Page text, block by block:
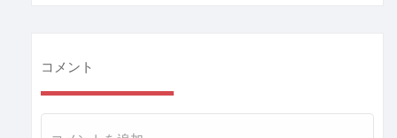
コメント